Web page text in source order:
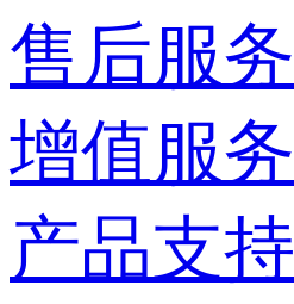
售后服务
增值服务
产品支持